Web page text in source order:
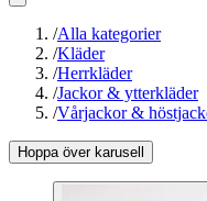
/Alla kategorier
/Kläder
/Herrkläder
/Jackor & ytterkläder
/Vårjackor &
Hoppa över karusell